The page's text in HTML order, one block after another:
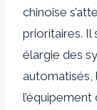
chinoise
prioritaires. Il
élargie des
automatisés,